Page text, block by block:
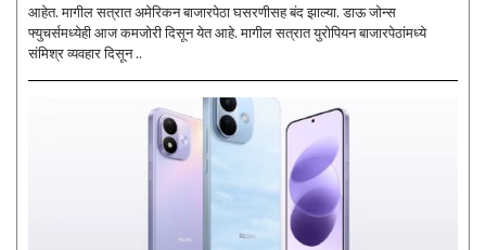
आहेत. मागील सत्रात अमेरिकन बाजारपेठा घसरणीसह बंद झाल्या. डाऊ जोन्स
फ्युचर्समध्येही आज कमजोरी दिसून येत आहे. मागील सत्रात युरोपियन बाजारपेठांमध्ये
संमिश्र व्यवहार दिसून ..